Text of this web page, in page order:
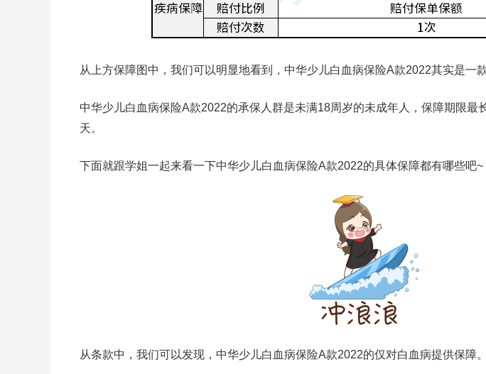
从上方保障图中，我们可以明显地看到，中华少儿白血病保险A款2022其实是一
中华少儿白血病保险A款2022的承保人群是未满18周岁的未成年人，保障期限最
天。
下面就跟学姐一起来看一下中华少儿白血病保险A款2022的具体保障都有哪些吧~
从条款中，我们可以发现，中华少儿白血病保险A款2022的仅对白血病提供保障。